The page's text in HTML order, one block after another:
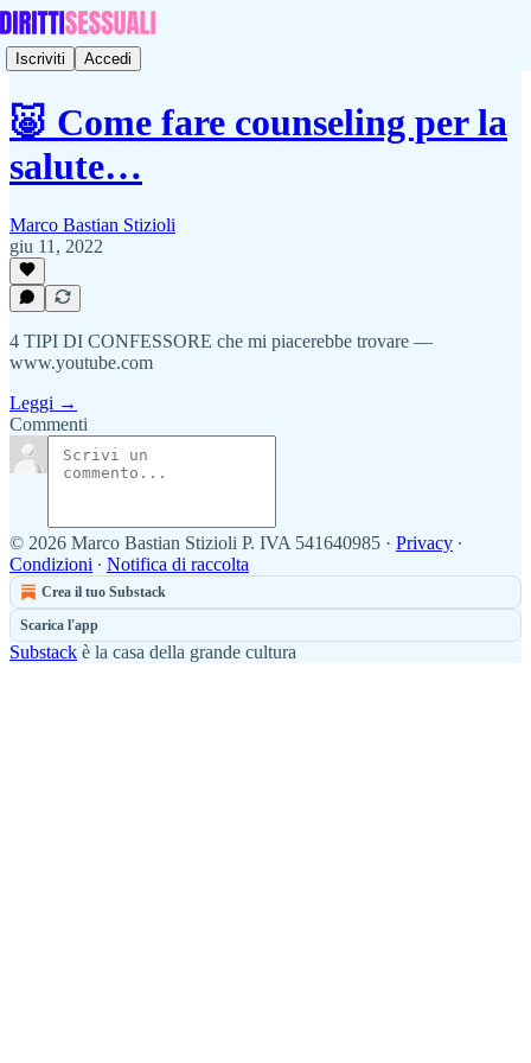
Iscriviti Accedi
🐷 Come fare counseling per la
salute…
Marco Bastian Stizioli
giu 11, 2022
4 TIPI DI CONFESSORE che mi piacerebbe trovare —
www.youtube.com
Leggi →
Commenti
© 2026 Marco Bastian Stizioli P. IVA 541640985 · Privacy ∙
Condizioni ∙ Notifica di raccolta
Crea il tuo Substack
Scarica l'app
Substack è la casa della grande cultura